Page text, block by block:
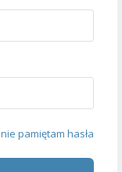
nie pamiętam hasła